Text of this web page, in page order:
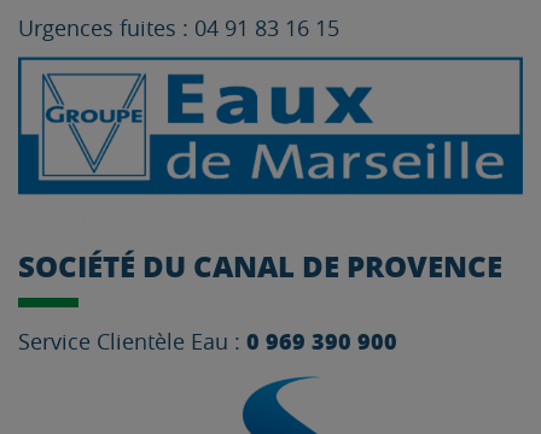
Urgences fuites : 04 91 83 16 15
SOCIÉTÉ DU CANAL DE PROVENCE
Service Clientèle Eau : 0 969 390 900